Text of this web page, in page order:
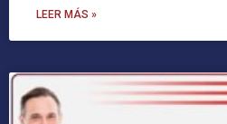
LEER MÁS »